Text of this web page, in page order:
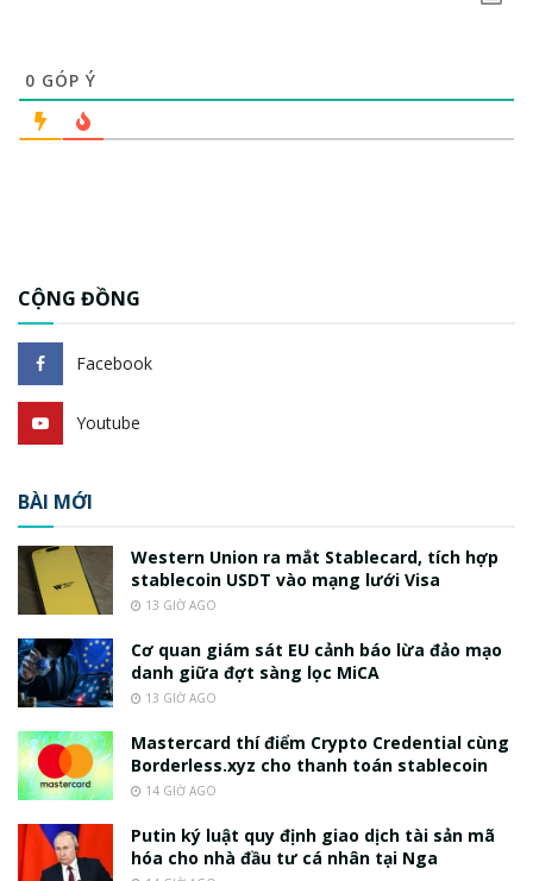
0 GÓP Ý
CỘNG ĐỒNG
Facebook
Youtube
BÀI MỚI
Western Union ra mắt Stablecard, tích hợp
stablecoin USDT vào mạng lưới Visa
13 GIỜ AGO
Cơ quan giám sát EU cảnh báo lừa đảo mạo
danh giữa đợt sàng lọc MiCA
13 GIỜ AGO
Mastercard thí điểm Crypto Credential cùng
Borderless.xyz cho thanh toán stablecoin
14 GIỜ AGO
Putin ký luật quy định giao dịch tài sản mã
hóa cho nhà đầu tư cá nhân tại Nga